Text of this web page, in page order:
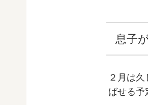
息子
２月は
ばせる